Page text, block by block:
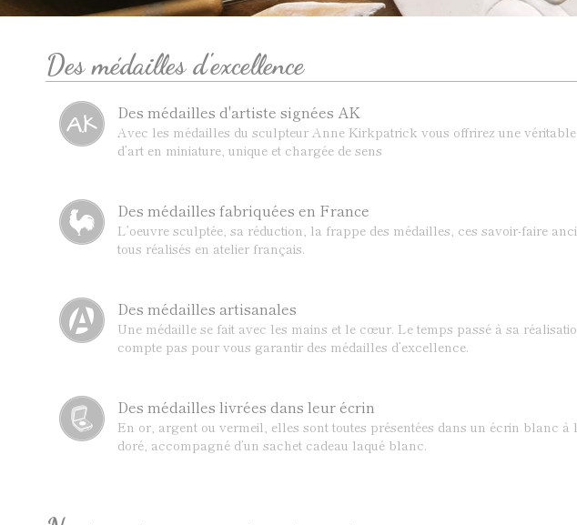
Des médailles d'excellence
Des médailles d'artiste signées AK
Avec les médailles du sculpteur Anne Kirkpatrick vous offrirez une
d’art en miniature, unique et chargée de sens
Des médailles fabriquées en France
L’oeuvre sculptée, sa réduction, la frappe des médailles, ces savoir-faire
tous réalisés en atelier français.
Des médailles artisanales
Une médaille se fait avec les mains et le cœur. Le temps passé à sa
compte pas pour vous garantir des médailles d’excellence.
Des médailles livrées dans leur écrin
En or, argent ou vermeil, elles sont toutes présentées dans un écrin blanc à
doré, accompagné d’un sachet cadeau laqué blanc.